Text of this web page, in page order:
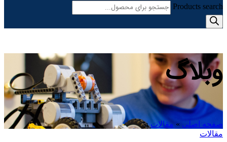
Products search
وبلاگ
صفحه اصلی » مقالات»
مقالات